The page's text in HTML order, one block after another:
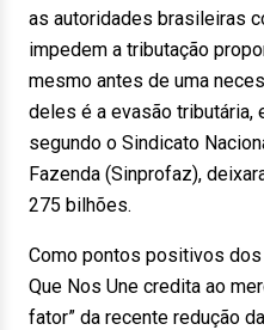
as autoridades brasileiras
impedem a tributação
mesmo antes de uma
deles é a evasão tributária,
segundo o Sindicato
Fazenda (Sinprofaz),
275 bilhões.
Como pontos positivos
Que Nos Une credita ao
fator” da recente redução